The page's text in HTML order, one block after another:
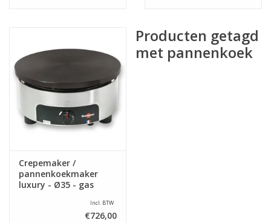
Crepemaker /
pannenkoekmaker
luxury - Ø35 - gas
Incl. BTW
€726,00
Producten getagd
met pannenkoek